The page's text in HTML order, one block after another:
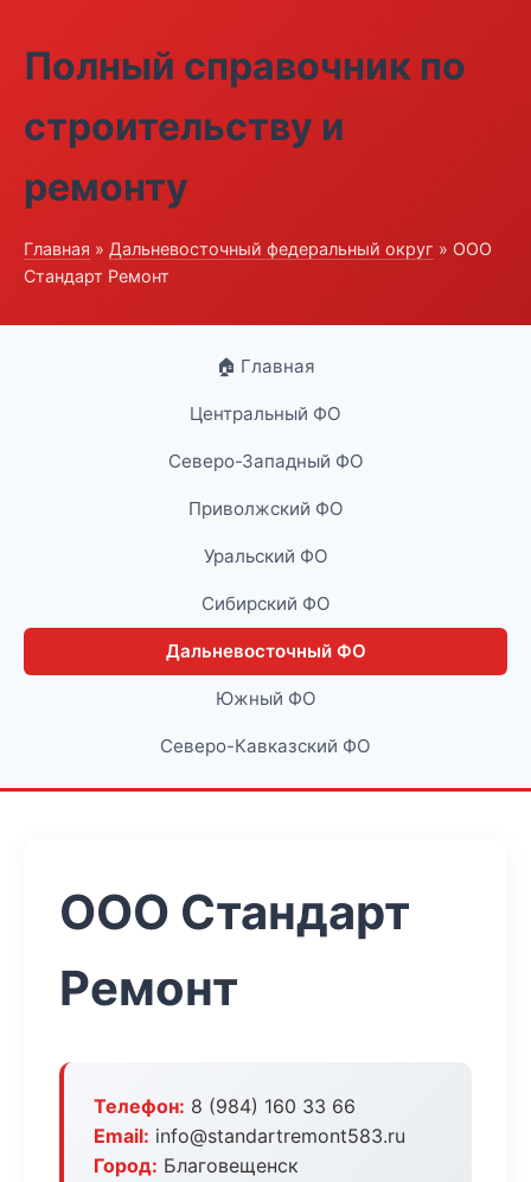
Полный справочник по
строительству и
ремонту
Главная » Дальневосточный федеральный округ » ООО
Стандарт Ремонт
🏠 Главная
Центральный ФО
Северо-Западный ФО
Приволжский ФО
Уральский ФО
Сибирский ФО
Дальневосточный ФО
Южный ФО
Северо-Кавказский ФО
ООО Стандарт
Ремонт
Телефон: 8 (984) 160 33 66
Email: info@standartremont583.ru
Город: Благовещенск